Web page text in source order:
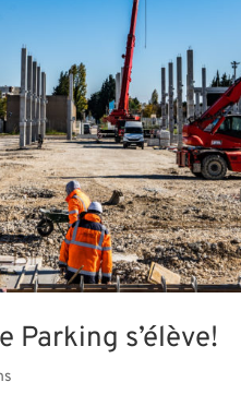
Parking s’élève!